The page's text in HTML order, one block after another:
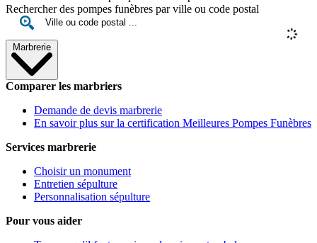
Rechercher des pompes funèbres par ville ou code postal
Marbrerie
Comparer les marbriers
Demande de devis marbrerie
En savoir plus sur la certification Meilleures Pompes Funèbres
Services marbrerie
Choisir un monument
Entretien sépulture
Personnalisation sépulture
Pour vous aider